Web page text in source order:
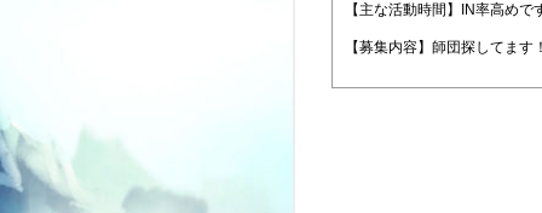
【主な活動時間】IN率高めで
【募集内容】師団探してま